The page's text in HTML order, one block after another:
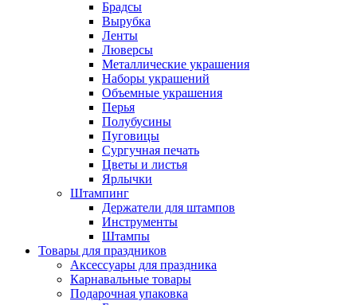
Брадсы
Вырубка
Ленты
Люверсы
Металлические украшения
Наборы украшений
Объемные украшения
Перья
Полубусины
Пуговицы
Сургучная печать
Цветы и листья
Ярлычки
Штампинг
Держатели для штампов
Инструменты
Штампы
Товары для праздников
Аксессуары для праздника
Карнавальные товары
Подарочная упаковка